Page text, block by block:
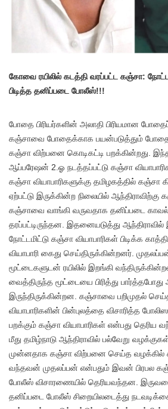
கோவை ரயிலில் கடத்தி வரப்பட்ட கஞ்சா:
பிடித்த தனிப்படை போலீஸ்!!!
போதை பிரியர்களின் அலாதி பிரியமான
கஞ்சாவை போதைக்காக பயன்படுத்தும் போதை
கஞ்சா விற்பனை கொடிகட்டி பறக்கின்றது.
ஆப்பரேஷன் 2.ஓ நடத்தப்பட்டு கஞ்சா
கஞ்சா வியாபாரிகளுக்கு தமிழகத்தில் கஞ்சா
ஏற்பட்டு இருக்கின்ற நிலையில் ஆந்திராவிற்கு
கஞ்சாவை வாங்கி வருவதாக தனிப்படை
தரப்பட்டிருந்தன. இதனையடுத்து ஆந்திராவில்
நோட்டமிட்டு கஞ்சா வியாபாரிகள் பிடிக்க
வியாபாரி கைது செய்திருக்கின்றனர்.
மூட்டைகளுடன் ரயிலில் இறங்கி
வைத்திருந்த மூட்டையை பிரித்து
இருந்திருக்கின்றன. கஞ்சாவை பறிமுதல்
வியாபாரிகளின் பின்புலத்தை விசாரித்த
பறக்கும் கஞ்சா வியாபாரிகள் என்பது தெரிய
மீது தமிழ்நாடு ஆந்திராவில் பல்வேறு
முன்னதாக கஞ்சா விற்பனை செய்த வழக்கில்
வந்தவன் முதலப்பன் என்பதும் இவன் பிரபல
போலீஸ் விசாரணையில் தெரியவந்தன.
தனிப்படை போலீஸ் சிறையிலடைத்து நடவடிக்கை